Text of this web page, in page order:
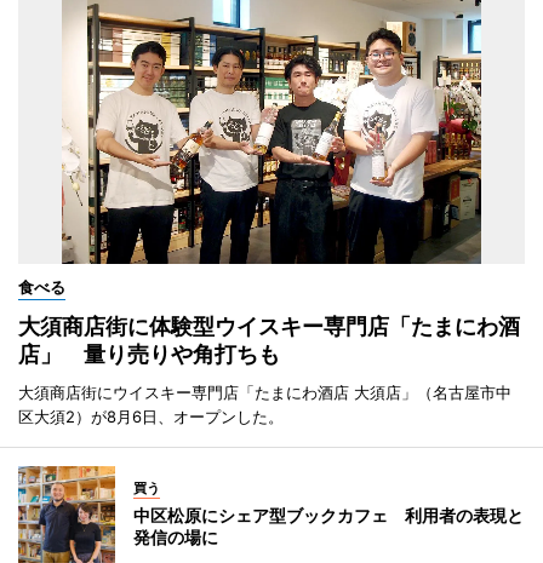
食べる
大須商店街に体験型ウイスキー専門店「たまにわ酒
店」 量り売りや角打ちも
大須商店街にウイスキー専門店「たまにわ酒店 大須店」（名古屋市中
区大須2）が8月6日、オープンした。
買う
中区松原にシェア型ブックカフェ 利用者の表現と
発信の場に